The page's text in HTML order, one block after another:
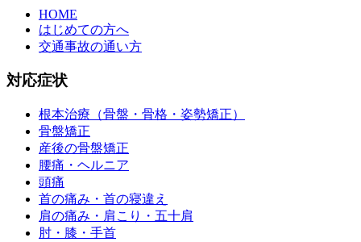
HOME
はじめての方へ
交通事故の通い方
対応症状
根本治療（骨盤・骨格・姿勢矯正）
骨盤矯正
産後の骨盤矯正
腰痛・ヘルニア
頭痛
首の痛み・首の寝違え
肩の痛み・肩こり・五十肩
肘・膝・手首